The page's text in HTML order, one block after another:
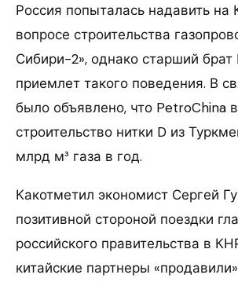
Россия попыталась надавить на
вопросе строительства
Сибири-2», однако старший
приемлет такого поведения. В
было объявлено, что PetroChina
строительство нитки D из
млрд м³ газа в год.
Какотметил экономист Сергей
позитивной стороной поездки
российского правительства в
китайские партнеры